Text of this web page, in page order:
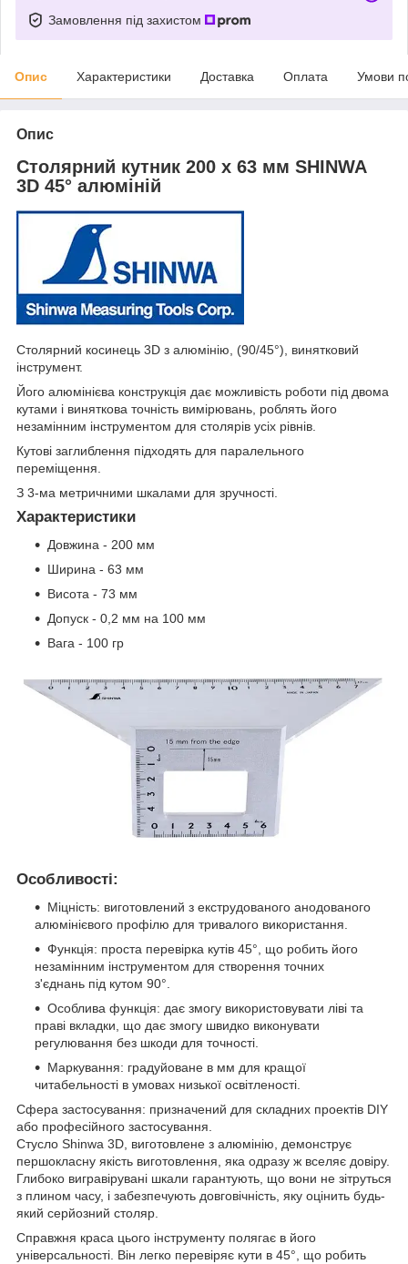
Замовлення під захистом
Опис Характеристики Доставка Оплата Умови
Опис
Столярний кутник 200 х 63 мм SHINWA
3D 45° алюміній
Столярний косинець 3D з алюмінію, (90/45°), винятковий
інструмент.
Його алюмінієва конструкція дає можливість роботи під двома
кутами і виняткова точність вимірювань, роблять його
незамінним інструментом для столярів усіх рівнів.
Кутові заглиблення підходять для паралельного
переміщення.
З 3-ма метричними шкалами для зручності.
Характеристики
Довжина - 200 мм
Ширина - 63 мм
Висота - 73 мм
Допуск - 0,2 мм на 100 мм
Вага - 100 гр
Особливості:
Міцність: виготовлений з екструдованого анодованого
алюмінієвого профілю для тривалого використання.
Функція: проста перевірка кутів 45°, що робить його
незамінним інструментом для створення точних
з'єднань під кутом 90°.
Особлива функція: дає змогу використовувати ліві та
праві вкладки, що дає змогу швидко виконувати
регулювання без шкоди для точності.
Маркування: градуйоване в мм для кращої
читабельності в умовах низької освітленості.
Сфера застосування: призначений для складних проектів DIY
або професійного застосування.
Стусло Shinwa 3D, виготовлене з алюмінію, демонструє
першокласну якість виготовлення, яка одразу ж вселяє довіру.
Глибоко вигравірувані шкали гарантують, що вони не зітруться
з плином часу, і забезпечують довговічність, яку оцінить будь-
який серйозний столяр.
Справжня краса цього інструменту полягає в його
універсальності. Він легко перевіряє кути в 45°, що робить